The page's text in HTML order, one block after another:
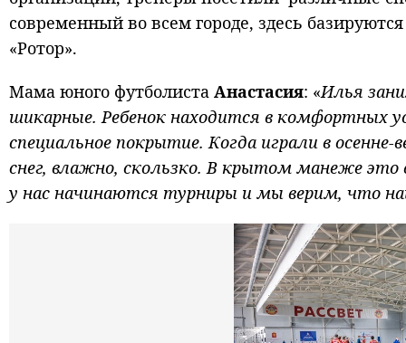
современный во всем городе, здесь
«Ротор».
Мама юного футболиста Анастасия: «Илья
шикарные. Ребенок находится в комфортных
специальное покрытие. Когда играли в
снег, влажно, скользко. В крытом манеже это
у нас начинаются турниры и мы верим, что